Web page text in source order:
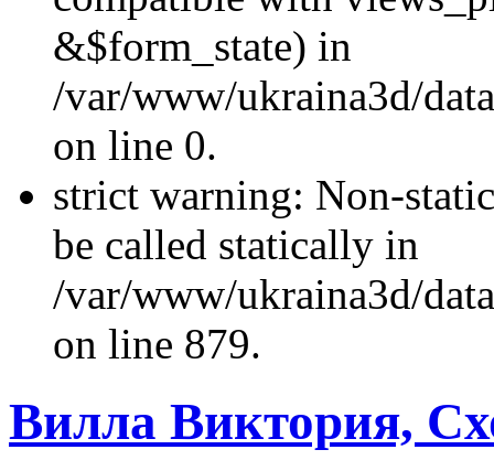
&$form_state) in
/var/www/ukraina3d/
on line 0.
strict warning: Non-
be called statically in
/var/www/ukraina3d/
on line 879.
Вилла Виктория,